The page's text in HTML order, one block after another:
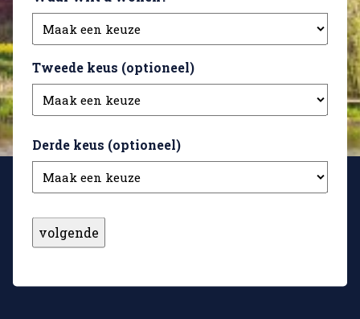
Tweede verdieping
Ook de tweede verdieping is volledig gerenoveerd
volop ruimte voor de was opstelling en extra
bergruimte. Door de 2 dakkapellen kun je hier met
de eigenaar een lichtkoepel met dakuitgang
gemaakt (ideaal voor onderhoud airco’s en vegen
schoorsteen kachel
en dak onderhoud).
De fraai aangelegde achtertuin is een heerlijke plek
Tweede keus (optioneel)
Derde keus (optioneel)